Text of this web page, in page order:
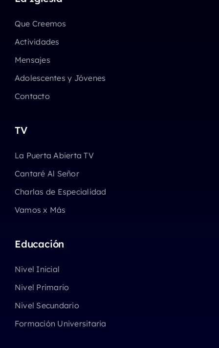
Que Creemos
Actividades
Mensajes
Adolescentes y Jóvenes
Contacto
TV
La Puerta Abierta TV
Cantaré Al Señor
Charlas de Especialidad
Vamos x Más
Educación
Nivel Inicial
Nivel Primario
Nivel Secundario
Formación Universitaria